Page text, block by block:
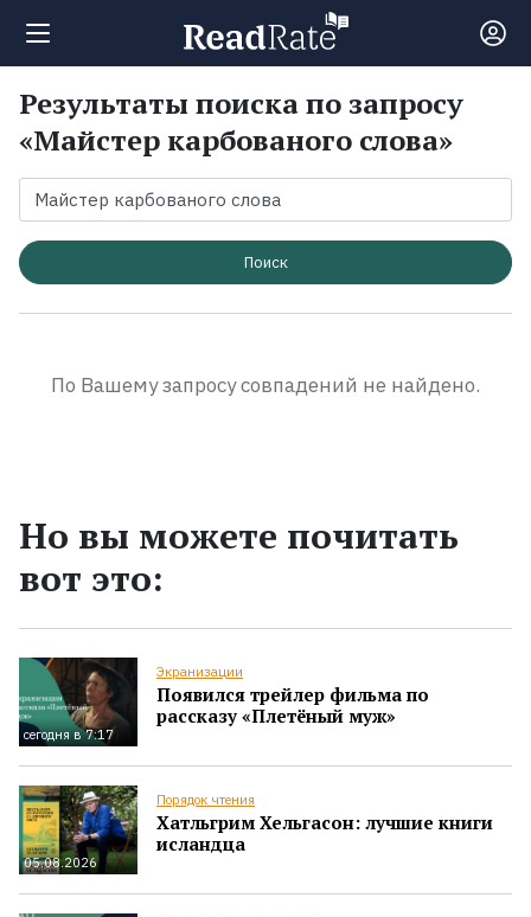
Поиск
Новости
Рейтинги
Результаты поиска по запросу
«Майстер карбованого слова»
Поиск
По Вашему запросу совпадений не найдено.
Но вы можете почитать
вот это:
сегодня в 7:17
Экранизации
Появился трейлер фильма по
рассказу «Плетёный муж»
05.08.2026
Порядок чтения
Хатльгрим Хельгасон: лучшие книги
исландца